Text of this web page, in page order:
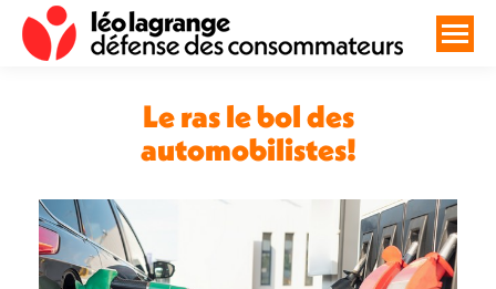
Le ras le bol des
automobilistes!